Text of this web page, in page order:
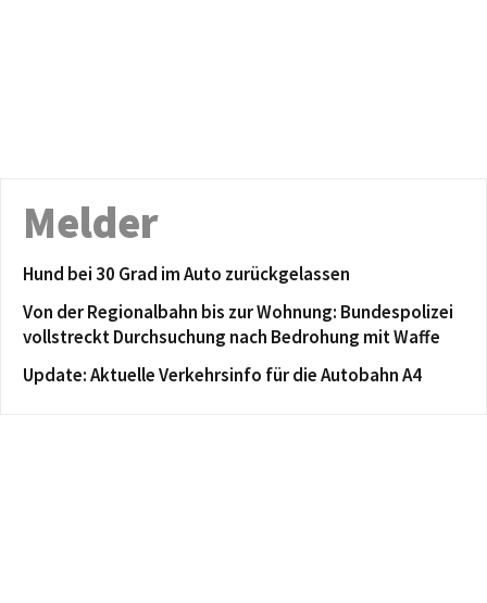
Melder
Hund bei 30 Grad im Auto zurückgelassen
Von der Regionalbahn bis zur Wohnung: Bundespolizei
vollstreckt Durchsuchung nach Bedrohung mit Waffe
Update: Aktuelle Verkehrsinfo für die Autobahn A4